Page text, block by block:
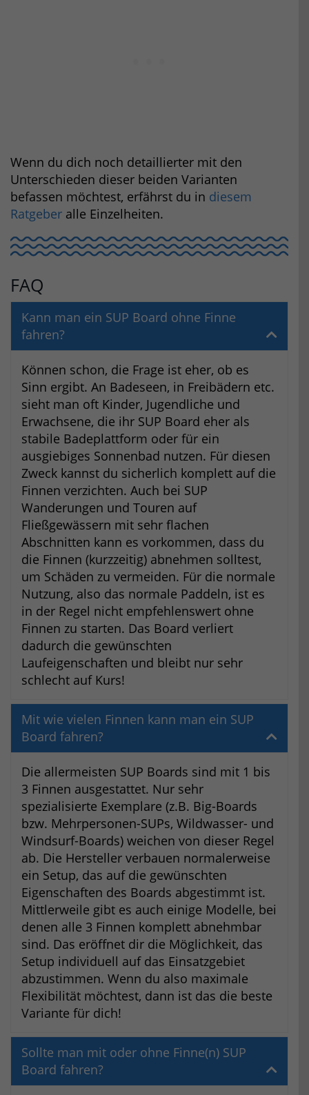
Wenn du dich noch detaillierter mit den
Unterschieden dieser beiden Varianten
befassen möchtest, erfährst du in diesem
Ratgeber alle Einzelheiten.
FAQ
Kann man ein SUP Board ohne Finne
fahren?
Können schon, die Frage ist eher, ob es
Sinn ergibt. An Badeseen, in Freibädern etc.
sieht man oft Kinder, Jugendliche und
Erwachsene, die ihr SUP Board eher als
stabile Badeplattform oder für ein
ausgiebiges Sonnenbad nutzen. Für diesen
Zweck kannst du sicherlich komplett auf die
Finnen verzichten. Auch bei SUP
Wanderungen und Touren auf
Fließgewässern mit sehr flachen
Abschnitten kann es vorkommen, dass du
die Finnen (kurzzeitig) abnehmen solltest,
um Schäden zu vermeiden. Für die normale
Nutzung, also das normale Paddeln, ist es
in der Regel nicht empfehlenswert ohne
Finnen zu starten. Das Board verliert
dadurch die gewünschten
Laufeigenschaften und bleibt nur sehr
schlecht auf Kurs!
Mit wie vielen Finnen kann man ein SUP
Board fahren?
Die allermeisten SUP Boards sind mit 1 bis
3 Finnen ausgestattet. Nur sehr
spezialisierte Exemplare (z.B. Big-Boards
bzw. Mehrpersonen-SUPs, Wildwasser- und
Windsurf-Boards) weichen von dieser Regel
ab. Die Hersteller verbauen normalerweise
ein Setup, das auf die gewünschten
Eigenschaften des Boards abgestimmt ist.
Mittlerweile gibt es auch einige Modelle, bei
denen alle 3 Finnen komplett abnehmbar
sind. Das eröffnet dir die Möglichkeit, das
Setup individuell auf das Einsatzgebiet
abzustimmen. Wenn du also maximale
Flexibilität möchtest, dann ist das die beste
Variante für dich!
Sollte man mit oder ohne Finne(n) SUP
Board fahren?